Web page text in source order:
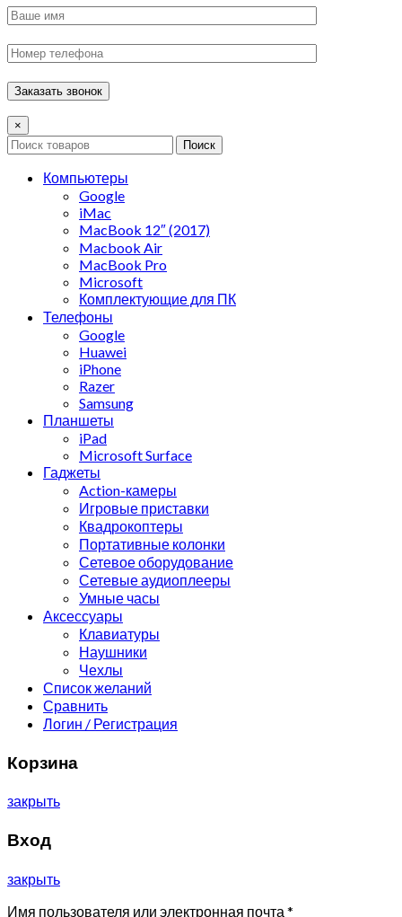
×
Поиск
Компьютеры
Google
iMac
MacBook 12″ (2017)
Macbook Air
MacBook Pro
Microsoft
Комплектующие для ПК
Телефоны
Google
Huawei
iPhone
Razer
Samsung
Планшеты
iPad
Microsoft Surface
Гаджеты
Action-камеры
Игровые приставки
Квадрокоптеры
Портативные колонки
Сетевое оборудование
Сетевые аудиоплееры
Умные часы
Аксессуары
Клавиатуры
Наушники
Чехлы
Список желаний
Сравнить
Логин / Регистрация
Корзина
закрыть
Вход
закрыть
Имя пользователя или электронная почта *